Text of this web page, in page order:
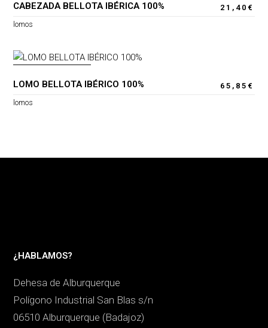
CABEZADA BELLOTA IBÉRICA 100% 21,40 €
lomos
LOMO BELLOTA IBÉRICO 100% 65,85 €
lomos
¿HABLAMOS?
Dehesa de Alburquerque
Polígono Industrial San Blas s/n
06510 Alburquerque (Badajoz)